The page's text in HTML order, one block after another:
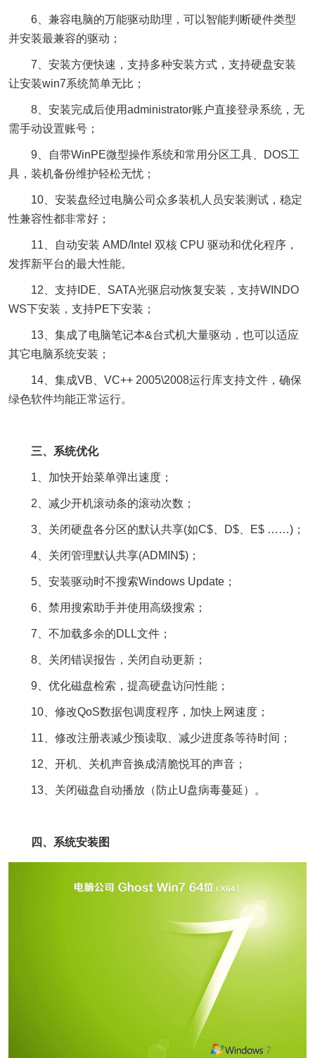
6、兼容电脑的万能驱动助理，可以智能判断硬件类型
并安装最兼容的驱动；
7、安装方便快速，支持多种安装方式，支持硬盘安装
让安装win7系统简单无比；
8、安装完成后使用administrator账户直接登录系统，无
需手动设置账号；
9、自带WinPE微型操作系统和常用分区工具、DOS工
具，装机备份维护轻松无忧；
10、安装盘经过电脑公司众多装机人员安装测试，稳定
性兼容性都非常好；
11、自动安装 AMD/Intel 双核 CPU 驱动和优化程序，
发挥新平台的最大性能。
12、支持IDE、SATA光驱启动恢复安装，支持WINDO
WS下安装，支持PE下安装；
13、集成了电脑笔记本&台式机大量驱动，也可以适应
其它电脑系统安装；
14、集成VB、VC++ 2005\2008运行库支持文件，确保
绿色软件均能正常运行。
三、系统优化
1、加快开始菜单弹出速度；
2、减少开机滚动条的滚动次数；
3、关闭硬盘各分区的默认共享(如C$、D$、E$ ……)；
4、关闭管理默认共享(ADMIN$)；
5、安装驱动时不搜索Windows Update；
6、禁用搜索助手并使用高级搜索；
7、不加载多余的DLL文件；
8、关闭错误报告，关闭自动更新；
9、优化磁盘检索，提高硬盘访问性能；
10、修改QoS数据包调度程序，加快上网速度；
11、修改注册表减少预读取、减少进度条等待时间；
12、开机、关机声音换成清脆悦耳的声音；
13、关闭磁盘自动播放（防止U盘病毒蔓延）。
四、系统安装图